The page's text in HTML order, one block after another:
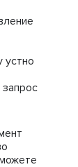
устно